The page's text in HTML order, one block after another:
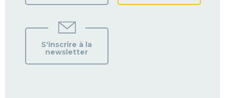
S'inscrire à la
newsletter